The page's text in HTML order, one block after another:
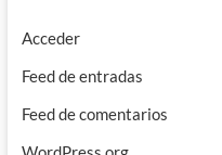
Acceder
Feed de entradas
Feed de comentarios